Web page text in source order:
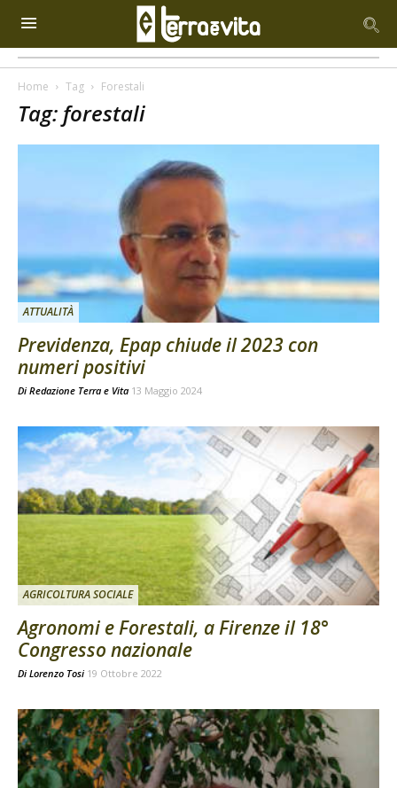
Home Tag Forestali
Tag: forestali
ATTUALITÀ
Previdenza, Epap chiude il 2023 con
numeri positivi
Di Redazione Terra e Vita 13 Maggio 2024
AGRICOLTURA SOCIALE
Agronomi e Forestali, a Firenze il 18°
Congresso nazionale
Di Lorenzo Tosi 19 Ottobre 2022